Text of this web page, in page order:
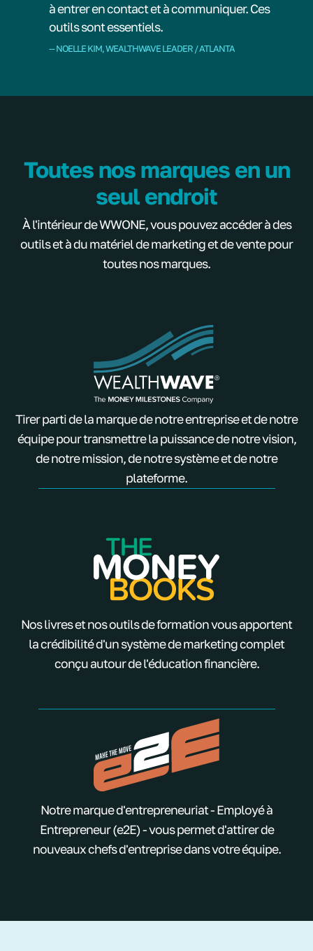
à entrer en contact et à communiquer. Ces
outils sont essentiels.
-- NOELLE KIM, WEALTHWAVE LEADER / ATLANTA
Toutes nos marques en un
seul endroit
À l'intérieur de WWONE, vous pouvez accéder à des
outils et à du matériel de marketing et de vente pour
toutes nos marques.
Tirer parti de la marque de notre entreprise et de notre
équipe pour transmettre la puissance de notre vision,
de notre mission, de notre système et de notre
plateforme.
Nos livres et nos outils de formation vous apportent
la crédibilité d'un système de marketing complet
conçu autour de l'éducation financière.
Notre marque d'entrepreneuriat - Employé à
Entrepreneur (e2E) - vous permet d'attirer de
nouveaux chefs d'entreprise dans votre équipe.